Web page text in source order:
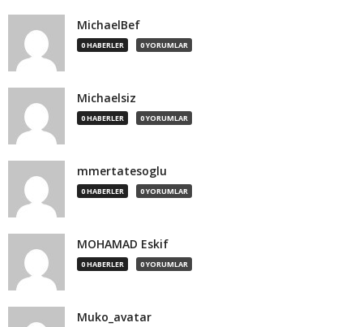
MichaelBef
0 HABERLER 0 YORUMLAR
Michaelsiz
0 HABERLER 0 YORUMLAR
mmertatesoglu
0 HABERLER 0 YORUMLAR
MOHAMAD Eskif
0 HABERLER 0 YORUMLAR
Muko_avatar